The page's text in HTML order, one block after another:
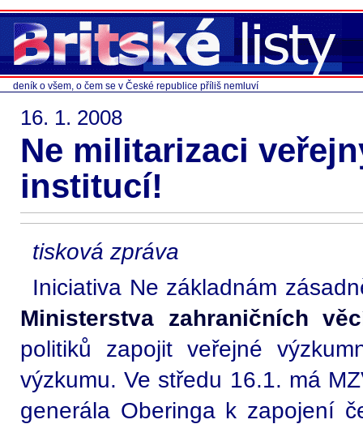
deník o všem, o čem se v České republice příliš nemluví
16. 1. 2008
Ne militarizaci
institucí!
tisková zpráva
Iniciativa Ne základnám
Ministerstva zahraničních
politiků zapojit veřejné
výzkumu. Ve středu 16.1. má
generála Oberinga k zapojení